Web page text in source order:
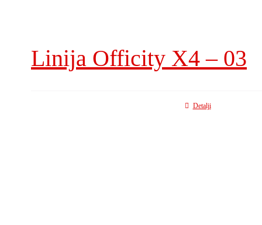
Linija Officity X4 – 03
Detalji